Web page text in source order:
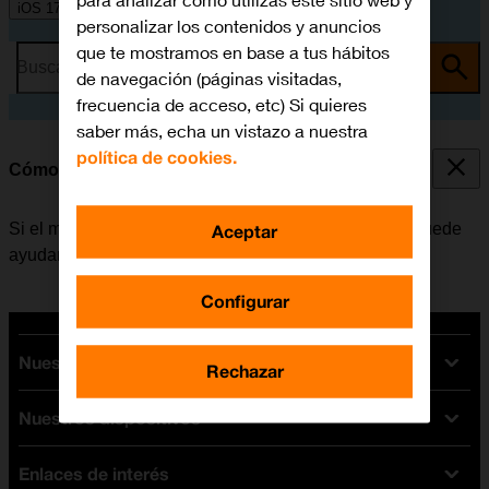
iOS 17
Busca por problema o tema
Cómo reiniciar el móvil
Si el móvil funciona muy lentamente o no responde, puede
ayudar el reiniciarlo.
Nuestras tarifas
Tarifas Orange
Tarifas fibra y móvil
Nuestros dispositivos
Ofertas en móviles
Enlaces de interés
personalizar los contenidos y anuncios
que te mostramos en base a tus hábitos
de navegación (páginas visitadas,
frecuencia de acceso, etc) Si quieres
saber más, echa un vistazo a nuestra
política de cookies.
Configurar
Rechazar
Aceptar